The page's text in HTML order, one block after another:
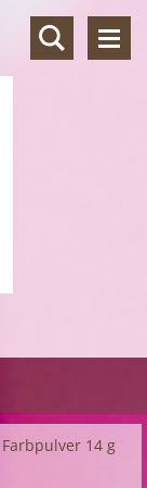
Farbpulver 14 g